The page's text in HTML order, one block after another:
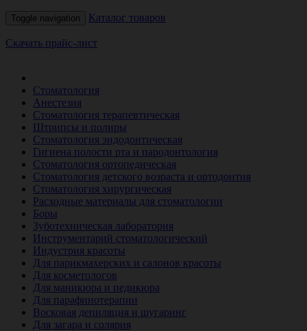
Toggle navigation Каталог товаров
Скачать прайс-лист
Стоматология
Анестезия
Стоматология терапевтическая
Штрипсы и полиры
Стоматология эндодонтическая
Гигиена полости рта и пародонтология
Стоматология ортопедическая
Стоматология детского возраста и ортодонтия
Стоматология хирургическая
Расходные материалы для стоматологии
Боры
Зуботехническая лаборатория
Инструментарий стоматологический
Индустрия красоты
Для парикмахерских и салонов красоты
Для косметологов
Для маникюра и педикюра
Для парафинотерапии
Восковая депиляция и шугаринг
Для загара и солярия